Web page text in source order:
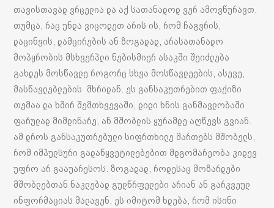
თავისთავად ვრცელია და აქ სათანადოდ ვერ ამოვწურავთ,
თუმცა, რაც უნდა ვიცოდეთ არის ის, რომ ჩაგვრის,
დაცინვის, დამცირების ან ზოგადად, არასათანადო
მოპყრობის მსხვერპლი ნებისმიერ ასაკში შეიძლება
გახდეს მოსწავლე როგორც სხვა მოსწავლეების, ასევე,
მასწავლებლების მხრიდან. ეს განსაკუთრებით ფაქიზი
თემაა და ხშირ შემთხვევაში, დიდი ხნის განმავლობაში
ფარულად მიმდინარე, ან მშობლის ყურამდე აღწევს გვიან.
ამ დროს განსაკუთრებული სიფრთხილე მართებს მშობელს,
რომ იმპულსური გადაწყვეტილებებით მდგომარეობა კიდევ
უფრო არ გააუარესოს. ზოგადად, როდესაც მოზარდები
მშობლებთან ნაკლებად გულწრფელები არიან ან გარკვეულ
ინფორმაციას მალავენ, ეს იმიტომ ხდება, რომ ისინი